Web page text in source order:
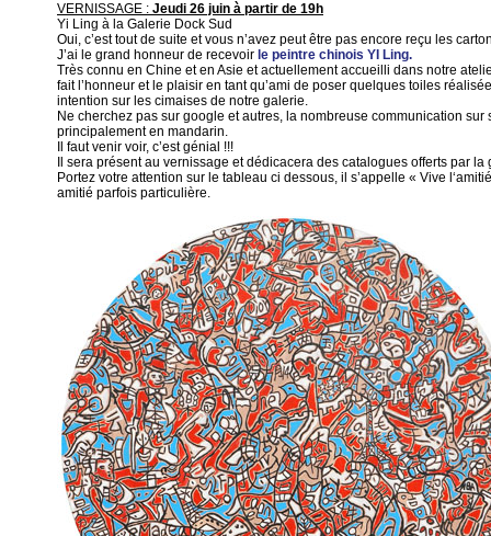
VERNISSAGE : Jeudi 26 juin à partir de 19h
Yi Ling à la Galerie Dock Sud
Oui, c’est tout de suite et vous n’avez peut être pas encore reçu les
J’ai le grand honneur de recevoir le peintre chinois YI Ling.
Très connu en Chine et en Asie et actuellement accueilli dans notre
fait l’honneur et le plaisir en tant qu’ami de poser quelques toiles
intention sur les cimaises de notre galerie.
Ne cherchez pas sur google et autres, la nombreuse communication sur
principalement en mandarin.
Il faut venir voir, c’est génial !!!
Il sera présent au vernissage et dédicacera des catalogues offerts par la
Portez votre attention sur le tableau ci dessous, il s’appelle « Vive
amitié parfois particulière.